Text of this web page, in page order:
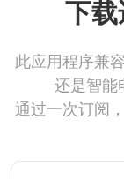
下
此应用程序兼
还是智能
通过一次订阅